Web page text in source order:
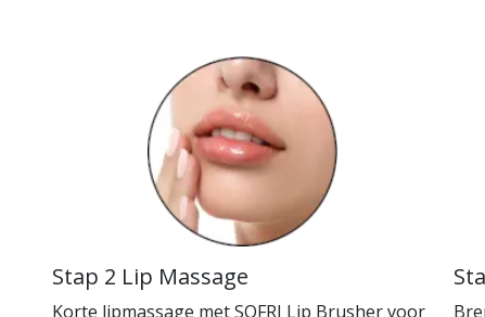
Stap 2 Lip Massage
Korte lipmassage met SOFRI Lip Brusher voor